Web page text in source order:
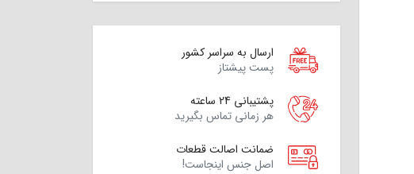
ارسال به سراسر کشور
پست پیشتاز
پشتیبانی 24 ساعته
هر زمانی تماس بگیرید
ضمانت اصالت قطعات
اصل جنس اینجاست!